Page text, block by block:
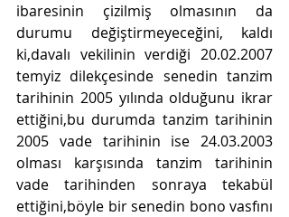
ibaresinin çizilmiş olmasının da
durumu değiştirmeyeceğini, kaldı
ki,davalı vekilinin verdiği 20.02.2007
temyiz dilekçesinde senedin tanzim
tarihinin 2005 yılında olduğunu ikrar
ettiğini,bu durumda tanzim tarihinin
2005 vade tarihinin ise 24.03.2003
olması karşısında tanzim tarihinin
vade tarihinden sonraya tekabül
ettiğini,böyle bir senedin bono vasfını